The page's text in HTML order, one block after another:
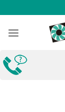
content